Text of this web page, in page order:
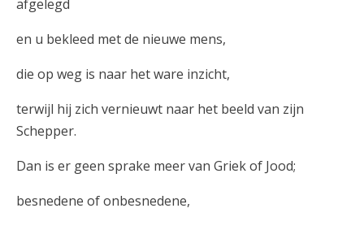
afgelegd
en u bekleed met de nieuwe mens,
die op weg is naar het ware inzicht,
terwijl hij zich vernieuwt naar het beeld van zijn
Schepper.
Dan is er geen sprake meer van Griek of Jood;
besnedene of onbesnedene,